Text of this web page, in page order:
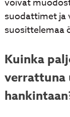
voivat
suodattimet ja
suosittelemaa
Kuinka
verrattuna